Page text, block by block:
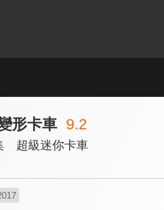
形卡車 9.2
超級迷你卡車